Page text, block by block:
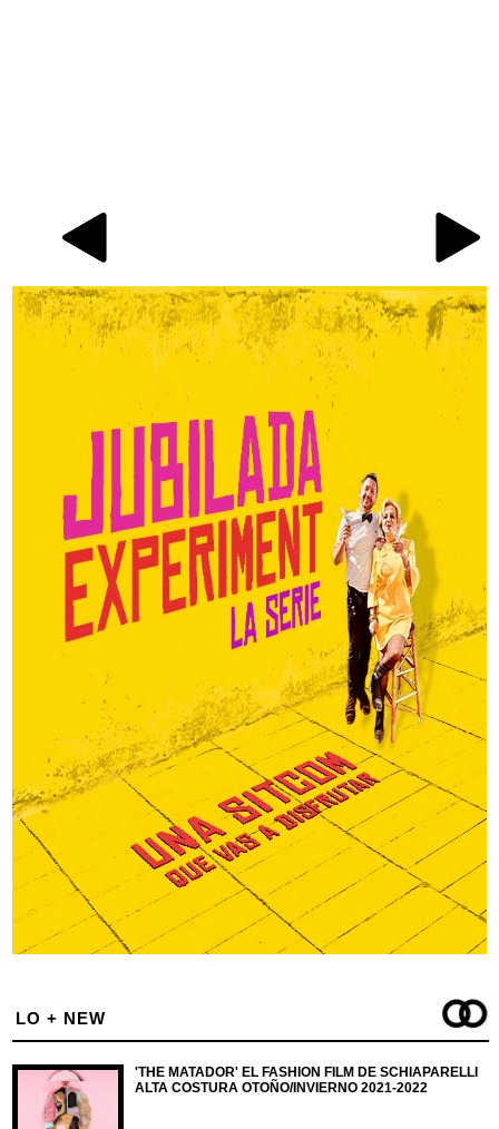
LO + NEW
'THE MATADOR' EL FASHION FILM DE SCHIAPARELLI
ALTA COSTURA OTOÑO/INVIERNO 2021-2022